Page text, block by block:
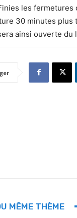
les fermetures
30 minutes plus
ainsi ouverte
MÊME THÈME